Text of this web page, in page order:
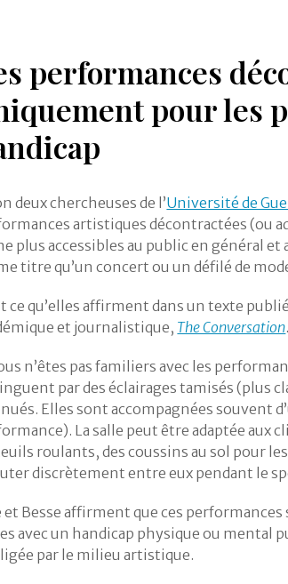
performances
pour les
deux chercheuses de l’Université de
artistiques décontractées (ou
plus accessibles au public en général
titre qu’un concert ou un défilé de
ce qu’elles affirment dans un texte
et journalistique, The Conversation.
n’êtes pas familiers avec les
par des éclairages tamisés (plus
Elles sont accompagnées souvent
La salle peut être adaptée aux
roulants, des coussins au sol pour
discrètement entre eux pendant le
et Besse affirment que ces
avec un handicap physique ou mental
par le milieu artistique.